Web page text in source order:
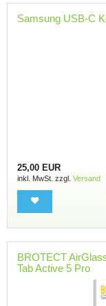
Samsung USB-C
25,00 EUR
inkl. MwSt. zzgl. Versand
BROTECT
Tab Active 5 Pro